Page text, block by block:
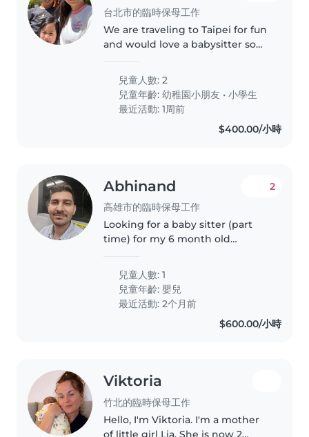
台北市的臨時保母工作
We are traveling to Taipei for fun
and would love a babysitter so
for a night!
兒童人數: 2
兒童年齡:幼稚園小朋友 •小學生
最近活動: 1周前
$400.00/小時
Abhinand
高雄市的臨時保母工作
2
Looking for a baby sitter (part
time) for my 6 month old
available at home. She just
needs some assistance to take
care of the baby. My work place
is very..
兒童人數: 1
兒童年齡:嬰兒
最近活動: 2个月前
$600.00/小時
Viktoria
竹北的臨時保母工作
Hello, I'm Viktoria. I'm a mother
of little girl Lia. She is now 2